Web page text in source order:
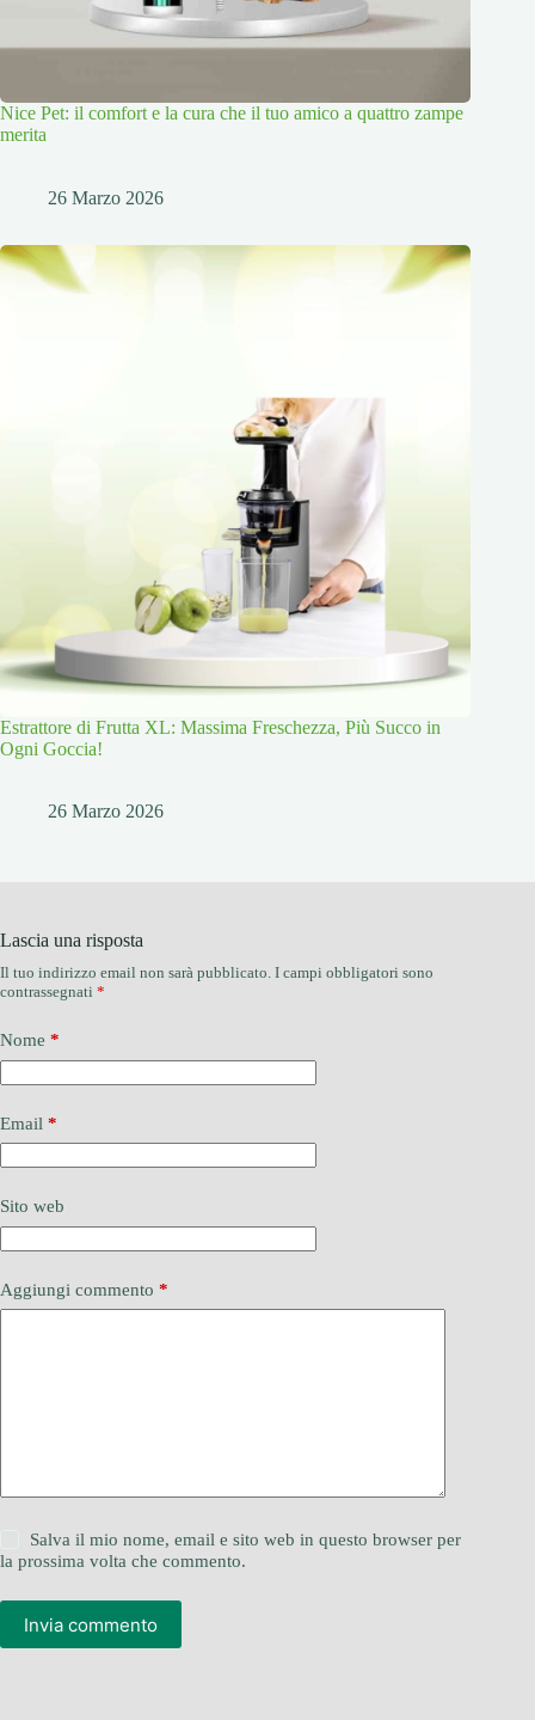
Nice Pet: il comfort e la cura che il tuo amico a quattro zampe
merita
26 Marzo 2026
Estrattore di Frutta XL: Massima Freschezza, Più Succo in
Ogni Goccia!
26 Marzo 2026
Lascia una risposta
Il tuo indirizzo email non sarà pubblicato. I campi obbligatori sono
contrassegnati *
Nome *
Email *
Sito web
Aggiungi commento *
Salva il mio nome, email e sito web in questo browser per
la prossima volta che commento.
Invia commento